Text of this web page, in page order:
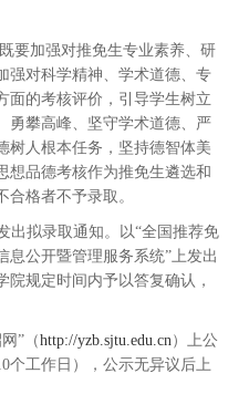
加强对推免生专业素养、研
强对科学精神、学术道德、专
面的考核评价，引导学生树立
勇攀高峰、坚守学术道德、严
树人根本任务，坚持德智体美
想品德考核作为推免生遴选和
格者不予录取。
拟录取通知。以“全国推荐免
息公开暨管理服务系统”上发出
规定时间内予以答复确认，
”（http://yzb.sjtu.edu.cn）上公
个工作日），公示无异议后上